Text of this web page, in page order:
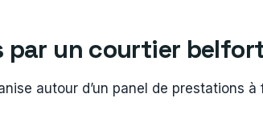
un courtier
autour d’un panel de prestations